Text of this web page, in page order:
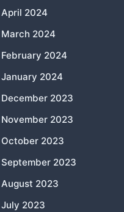
April 2024
March 2024
February 2024
January 2024
December 2023
November 2023
October 2023
September 2023
August 2023
July 2023